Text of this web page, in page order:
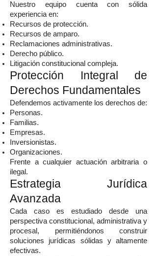
Nuestro equipo cuenta con sólida
experiencia en:
Recursos de protección.
Recursos de amparo.
Reclamaciones administrativas.
Derecho público.
Litigación constitucional compleja.
Protección Integral de
Derechos Fundamentales
Defendemos activamente los derechos de:
Personas.
Familias.
Empresas.
Inversionistas.
Organizaciones.
Frente a cualquier actuación arbitraria o
ilegal.
Estrategia Jurídica
Avanzada
Cada caso es estudiado desde una
perspectiva constitucional, administrativa y
procesal, permitiéndonos construir
soluciones jurídicas sólidas y altamente
efectivas.